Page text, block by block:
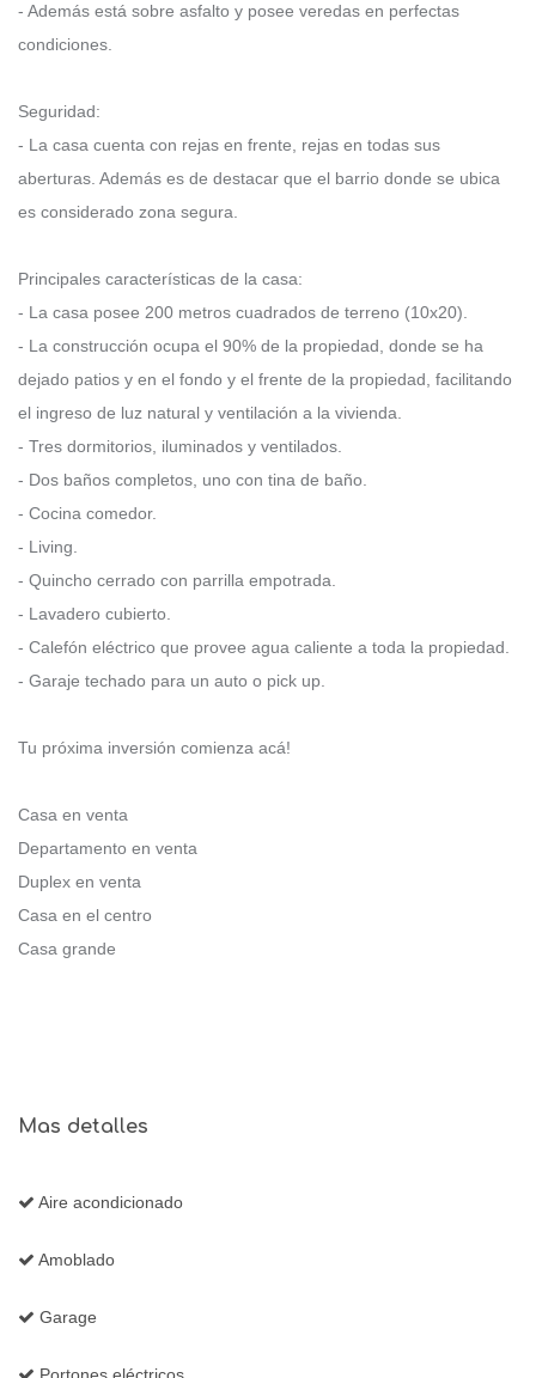
- Además está sobre asfalto y posee veredas en perfectas
condiciones.
Seguridad:
- La casa cuenta con rejas en frente, rejas en todas sus
aberturas. Además es de destacar que el barrio donde se ubica
es considerado zona segura.
Principales características de la casa:
- La casa posee 200 metros cuadrados de terreno (10x20).
- La construcción ocupa el 90% de la propiedad, donde se ha
dejado patios y en el fondo y el frente de la propiedad, facilitando
el ingreso de luz natural y ventilación a la vivienda.
- Tres dormitorios, iluminados y ventilados.
- Dos baños completos, uno con tina de baño.
- Cocina comedor.
- Living.
- Quincho cerrado con parrilla empotrada.
- Lavadero cubierto.
- Calefón eléctrico que provee agua caliente a toda la propiedad.
- Garaje techado para un auto o pick up.
Tu próxima inversión comienza acá!
Casa en venta
Departamento en venta
Duplex en venta
Casa en el centro
Casa grande
Mas detalles
Aire acondicionado
Amoblado
Garage